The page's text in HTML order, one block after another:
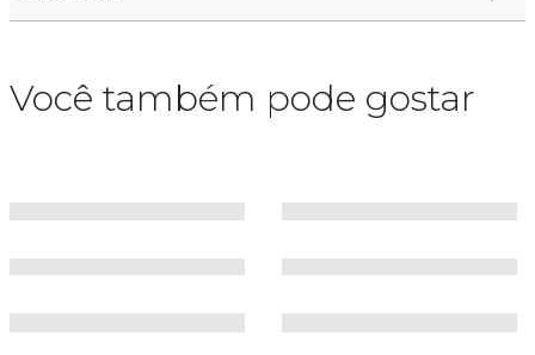
Você também pode gostar